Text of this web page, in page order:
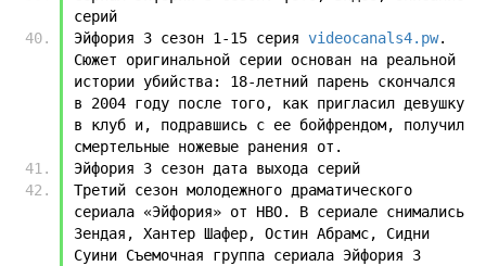
серий
Эйфория 3 сезон 1-15 серия videocanals4.pw.
Сюжет оригинальной серии основан на реальной
истории убийства: 18-летний парень скончался
в 2004 году после того, как пригласил девушку
в клуб и, подравшись с ее бойфрендом, получил
смертельные ножевые ранения от.
Эйфория 3 сезон дата выхода серий
Третий сезон молодежного драматического
сериала «Эйфория» от HBO. В сериале снимались
Зендая, Хантер Шафер, Остин Абрамс, Сидни
Суини Съемочная группа сериала Эйфория 3